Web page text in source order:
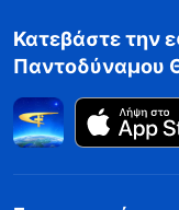
Κατεβάστε την
Παντοδύναμου